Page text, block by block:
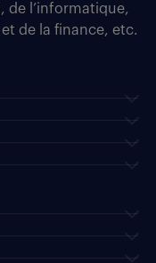
de l’informatique,
de la finance, etc.